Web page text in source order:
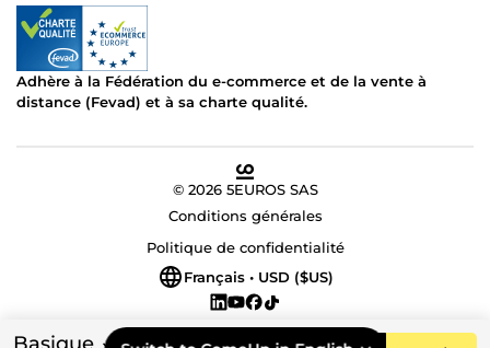
Adhère à la Fédération du e-commerce et de la vente à
distance (Fevad) et à sa charte qualité.
© 2026 5EUROS SAS
Conditions générales
Politique de confidentialité
Français • USD ($US)